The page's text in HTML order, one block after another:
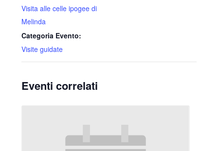
Visita alle celle ipogee di
Melinda
Categoria Evento:
Visite guidate
Eventi correlati